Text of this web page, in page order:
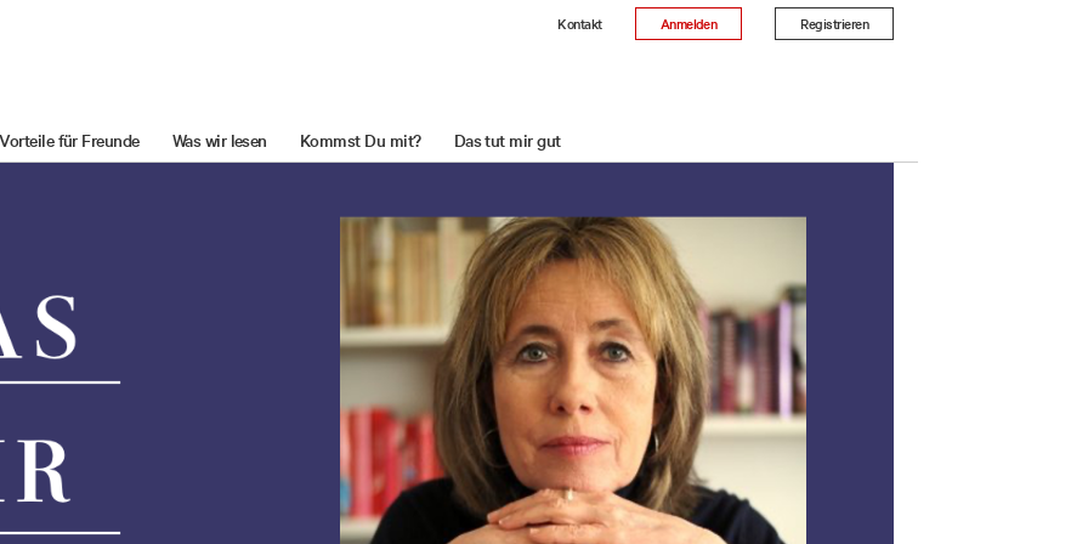
Kontakt Anmelden Registrieren
Vorteile für Freunde Was wir lesen Kommst Du mit? Das tut mir gut